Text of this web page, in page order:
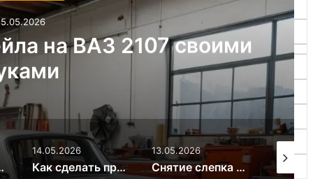
и оборудования
своими руками
13.05.2026
Снятие слепка замка для изготовления ключей
13.05.2026
Как сделать самодельную лебедку из стартера своими руками